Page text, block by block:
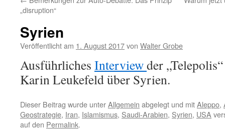
„disruption“
Syrien
Veröffentlicht am 1. August 2017von Walter Grobe
Ausführliches Interviewder
Karin Leukefeld über Syrien.
Dieser Beitrag wurde unterAllgemein abgelegt und mitAleppo,
Geostrategie, Iran, Islamismus, Saudi-Arabien, Syrien, USA
auf den Permalink.